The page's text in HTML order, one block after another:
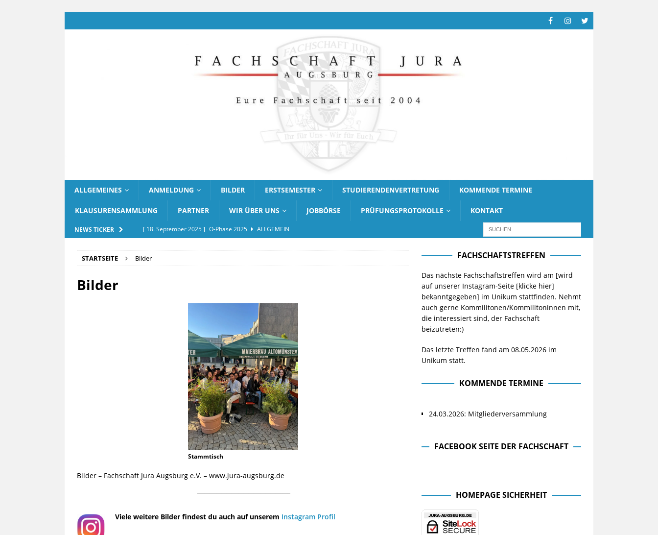
ALLGEMEINES ANMELDUNG BILDER ERSTSEMESTER STUDIERENDENVERTRETUNG KOMMENDE TERMINE
KLAUSURENSAMMLUNG PARTNER WIR ÜBER UNS JOBBÖRSE PRÜFUNGSPROTOKOLLE KONTAKT
NEWS TICKER [ 18. September 2025 ] O-Phase 2025
ALLGEMEIN
[ 20. September 2025 ]
STARTSEITE Bilder
Bilder
Stammtisch
Bilder – Fachschaft Jura Augsburg e.V. – www.jura-augsburg.de
¯¯¯¯¯¯¯¯¯¯¯¯¯¯¯¯¯¯¯¯¯¯¯¯¯¯¯¯¯¯¯¯¯¯¯¯¯¯
Viele weitere Bilder findest du auch auf unserem Instagram Profil
FACHSCHAFTSTREFFEN
Das nächste Fachschaftstreffen wird am [wird
auf unserer Instagram-Seite [klicke hier]
bekanntgegeben] im Unikum stattfinden. Nehmt
auch gerne Kommilitonen/Kommilitoninnen mit,
die interessiert sind, der Fachschaft
beizutreten:)
Das letzte Treffen fand am 08.05.2026 im
Unikum statt.
KOMMENDE TERMINE
24.03.2026: Mitgliederversammlung
FACEBOOK SEITE DER FACHSCHAFT
HOMEPAGE SICHERHEIT